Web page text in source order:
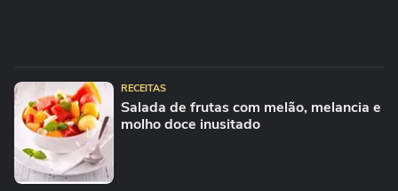
RECEITAS
Salada de frutas com melão, melancia e
molho doce inusitado